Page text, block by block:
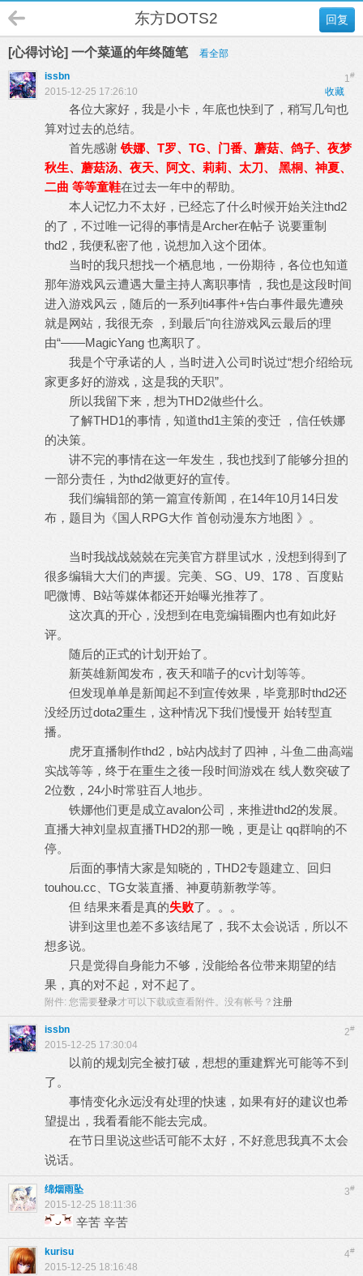
回复
东方DOTS2
[心得讨论] 一个菜逼的年终随笔 看全部
1#
issbn
收藏
2015-12-25 17:26:10
各位大家好，我是小卡，年底也快到了，稍写几句也
算对过去的总结。
首先感谢 铁娜、T罗、TG、门番、蘑菇、鸽子、夜梦
秋生、蘑菇汤、夜天、阿文、莉莉、太刀、 黑桐、神夏、
二曲 等等童鞋在过去一年中的帮助。
本人记忆力不太好，已经忘了什么时候开始关注thd2
的了，不过唯一记得的事情是Archer在帖子 说要重制
thd2，我便私密了他，说想加入这个团体。
当时的我只想找一个栖息地，一份期待，各位也知道
那年游戏风云遭遇大量主持人离职事情 ，我也是这段时间
进入游戏风云，随后的一系列ti4事件+告白事件最先遭殃
就是网站，我很无奈 ，到最后"向往游戏风云最后的理
由“——MagicYang 也离职了。
我是个守承诺的人，当时进入公司时说过“想介绍给玩
家更多好的游戏，这是我的天职”。
所以我留下来，想为THD2做些什么。
了解THD1的事情，知道thd1主策的变迁 ，信任铁娜
的决策。
讲不完的事情在这一年发生，我也找到了能够分担的
一部分责任，为thd2做更好的宣传。
我们编辑部的第一篇宣传新闻，在14年10月14日发
布，题目为《国人RPG大作 首创动漫东方地图 》。
当时我战战兢兢在完美官方群里试水，没想到得到了
很多编辑大大们的声援。完美、SG、U9、178 、百度贴
吧微博、B站等媒体都还开始曝光推荐了。
这次真的开心，没想到在电竞编辑圈内也有如此好
评。
随后的正式的计划开始了。
新英雄新闻发布，夜天和喵子的cv计划等等。
但发现单单是新闻起不到宣传效果，毕竟那时thd2还
没经历过dota2重生，这种情况下我们慢慢开 始转型直
播。
虎牙直播制作thd2，b站内战封了四神，斗鱼二曲高端
实战等等，终于在重生之後一段时间游戏在 线人数突破了
2位数，24小时常驻百人地步。
铁娜他们更是成立avalon公司，来推进thd2的发展。
直播大神刘皇叔直播THD2的那一晚，更是让 qq群响的不
停。
后面的事情大家是知晓的，THD2专题建立、回归
touhou.cc、TG女装直播、神夏萌新教学等。
但 结果来看是真的失败了。。。
讲到这里也差不多该结尾了，我不太会说话，所以不
想多说。
只是觉得自身能力不够，没能给各位带来期望的结
果，真的对不起，对不起了。
附件: 您需要登录才可以下载或查看附件。没有帐号？ 注册
2#
issbn
2015-12-25 17:30:04
以前的规划完全被打破，想想的重建辉光可能等不到
了。
事情变化永远没有处理的快速，如果有好的建议也希
望提出，我看看能不能去完成。
在节日里说这些话可能不太好，不好意思我真不太会
说话。
3#
绵烟雨坠
2015-12-25 18:11:36
辛苦 辛苦
4#
kurisu
2015-12-25 18:16:48